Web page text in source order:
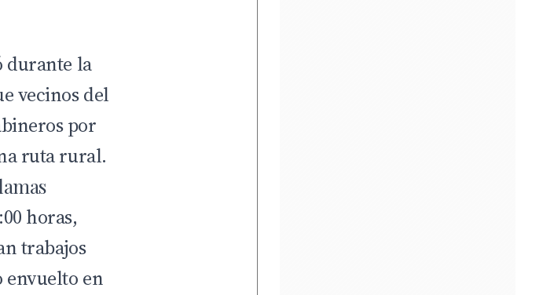
durante la
vecinos del
por
ruta rural.
horas,
trabajos
envuelto en